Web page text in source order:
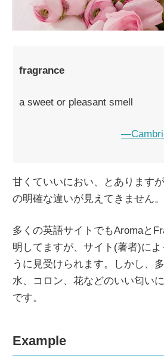
fragrance
a sweet or pleasant smell
甘くていいにおい、とあります
の明確な違いが見えてきません。
多くの英語サイトでもAromaと
明してますが、サイト(著者)に
うに見受けられます。しかし、
水、コロン、花などのいい匂い
です。
Example